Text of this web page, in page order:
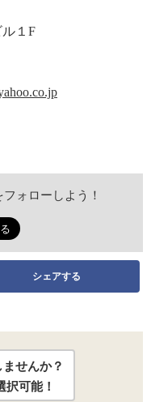
１F
フォローしよう！
シェアする
ませんか？
択可能！